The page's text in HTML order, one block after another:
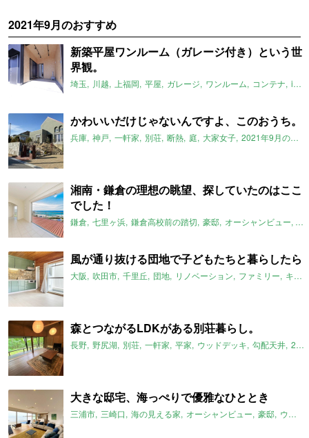
2021年9月のおすすめ
新築平屋ワンルーム（ガレージ付き）という世
界観。
埼玉 川越 上福岡 平屋 ガレージ ワンルーム コンテナ instagram
かわいいだけじゃないんですよ、このおうち。
兵庫 神戸 一軒家 別荘 断熱 庭 大家女子 2021年9月のおすすめ
湘南・鎌倉の理想の眺望、探していたのはここ
でした！
鎌倉 七里ヶ浜 鎌倉高校前の踏切 豪邸 オーシャンビュー ス
風が通り抜ける団地で子どもたちと暮らしたら
大阪 吹田市 千里丘 団地 リノベーション ファミリー キッチン
森とつながるLDKがある別荘暮らし。
長野 野尻湖 別荘 一軒家 平家 ウッドデッキ 勾配天井 2021年9月のおすすめ
大きな邸宅、海っぺりで優雅なひととき
三浦市 三崎口 海の見える家 オーシャンビュー 豪邸 ウッドデッキ